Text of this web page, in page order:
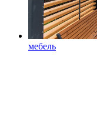
мебель